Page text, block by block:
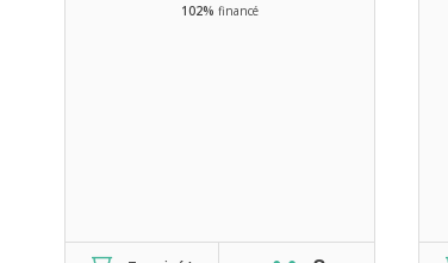
102% financé